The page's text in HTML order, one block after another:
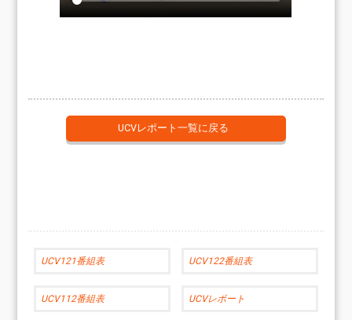
UCVレポート一覧に戻る
UCV121番組表 UCV122番組表
UCV112番組表 UCVレポート